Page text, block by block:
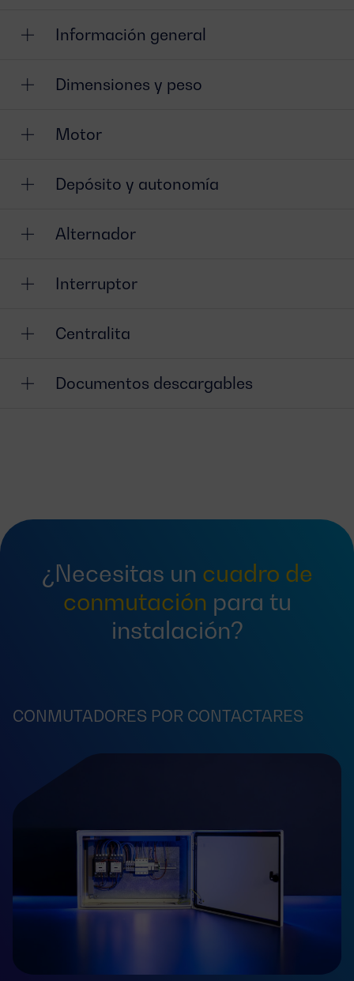
Información general
Dimensiones y peso
Motor
Depósito y autonomía
Alternador
Interruptor
Centralita
Documentos descargables
¿Necesitas un cuadro de
conmutación para tu
instalación?
CONMUTADORES POR CONTACTARES